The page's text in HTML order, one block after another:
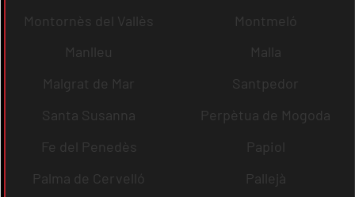
Montornès del Vallès
Montmeló
Manlleu
Malla
Malgrat de Mar
Santpedor
Santa Susanna
Perpètua de Mogoda
Fe del Penedès
Papiol
Palma de Cervelló
Pallejà